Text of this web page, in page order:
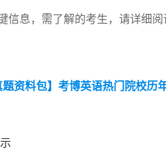
信息，需了解的考生，请详细阅
题资料包】考博英语热门院校历